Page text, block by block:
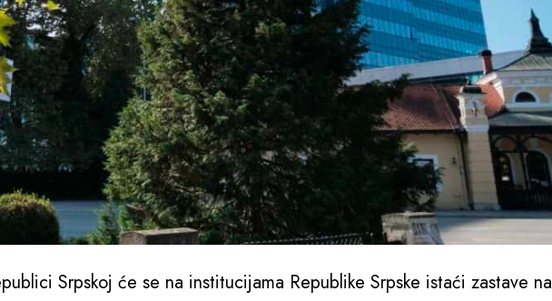
Srpskoj će se na institucijama Republike Srpske istaći zastave na